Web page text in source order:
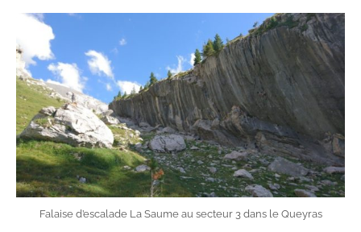
Falaise d’escalade La Saume au secteur 3 dans le Queyras